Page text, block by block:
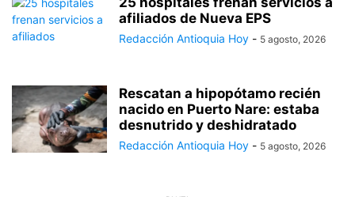
afiliados de Nueva EPS
Redacción Antioquia Hoy - 5 agosto, 2026
Rescatan a hipopótamo recién
nacido en Puerto Nare: estaba
desnutrido y deshidratado
Redacción Antioquia Hoy - 5 agosto, 2026